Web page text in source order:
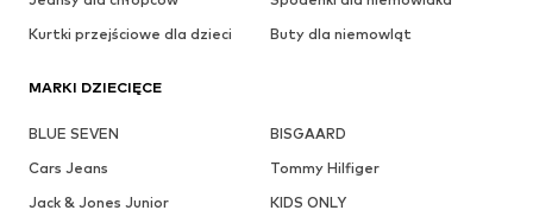
Kurtki przejściowe dla dzieci
Buty dla niemowląt
MARKI DZIECIĘCE
BLUE SEVEN
BISGAARD
Cars Jeans
Tommy Hilfiger
Jack & Jones Junior
KIDS ONLY